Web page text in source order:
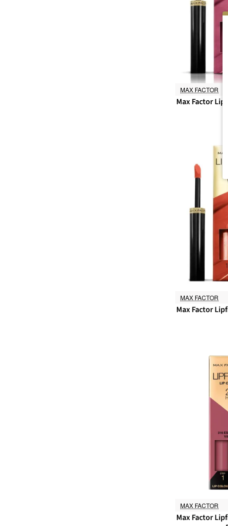
MAX FACTOR
Max Factor
MAX FACTOR
Max Factor
MAX FACTOR
Max Factor